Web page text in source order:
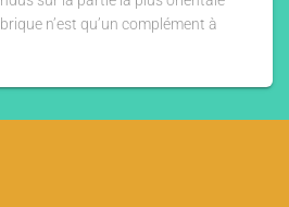
n’est qu’un complément à